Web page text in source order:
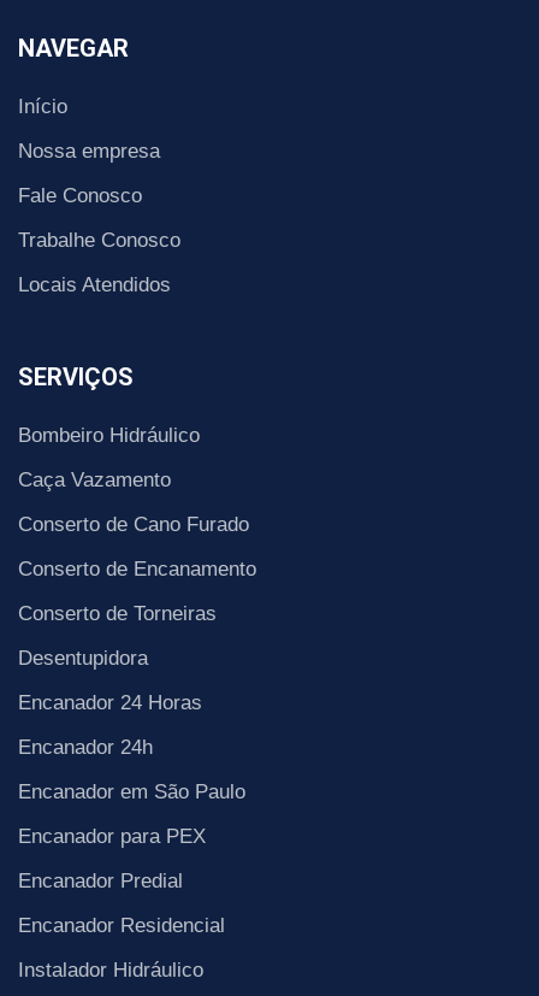
NAVEGAR
Início
Nossa empresa
Fale Conosco
Trabalhe Conosco
Locais Atendidos
SERVIÇOS
Bombeiro Hidráulico
Caça Vazamento
Conserto de Cano Furado
Conserto de Encanamento
Conserto de Torneiras
Desentupidora
Encanador 24 Horas
Encanador 24h
Encanador em São Paulo
Encanador para PEX
Encanador Predial
Encanador Residencial
Instalador Hidráulico